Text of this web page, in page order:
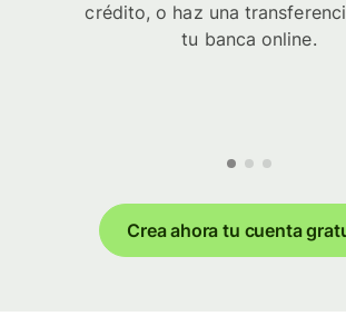
crédito, o haz una
tu banca online.
Crea ahora tu cuenta